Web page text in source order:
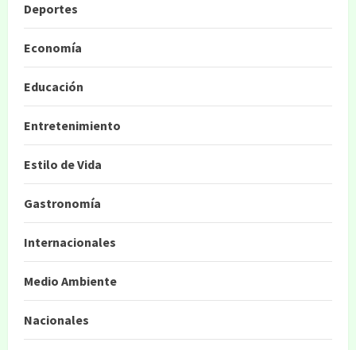
Deportes
Economía
Educación
Entretenimiento
Estilo de Vida
Gastronomía
Internacionales
Medio Ambiente
Nacionales